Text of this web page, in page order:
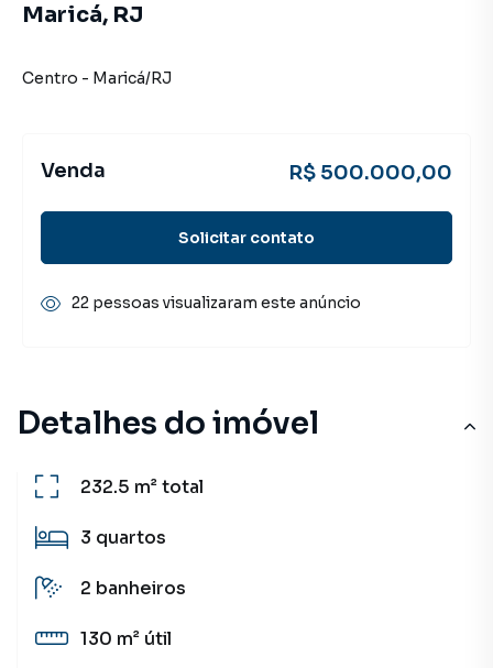
Detalhes do imóvel
232.5 m²total
3 quartos
2 banheiros
130 m² útil
Maricá, RJ
Centro - Maricá/RJ
Venda R$ 500.000,00
Solicitar contato
22 pessoas visualizaram este anúncio